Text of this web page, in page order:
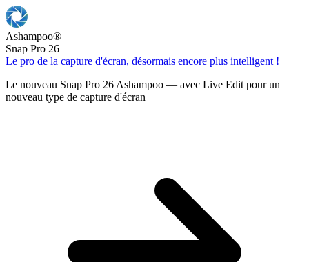
Ashampoo®
Snap Pro 26
Le pro de la capture d'écran, désormais encore plus intelligent !
Le nouveau Snap Pro 26 Ashampoo — avec Live Edit pour un
nouveau type de capture d'écran